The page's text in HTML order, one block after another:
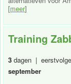
[meer]
Training
3 dagen |
september